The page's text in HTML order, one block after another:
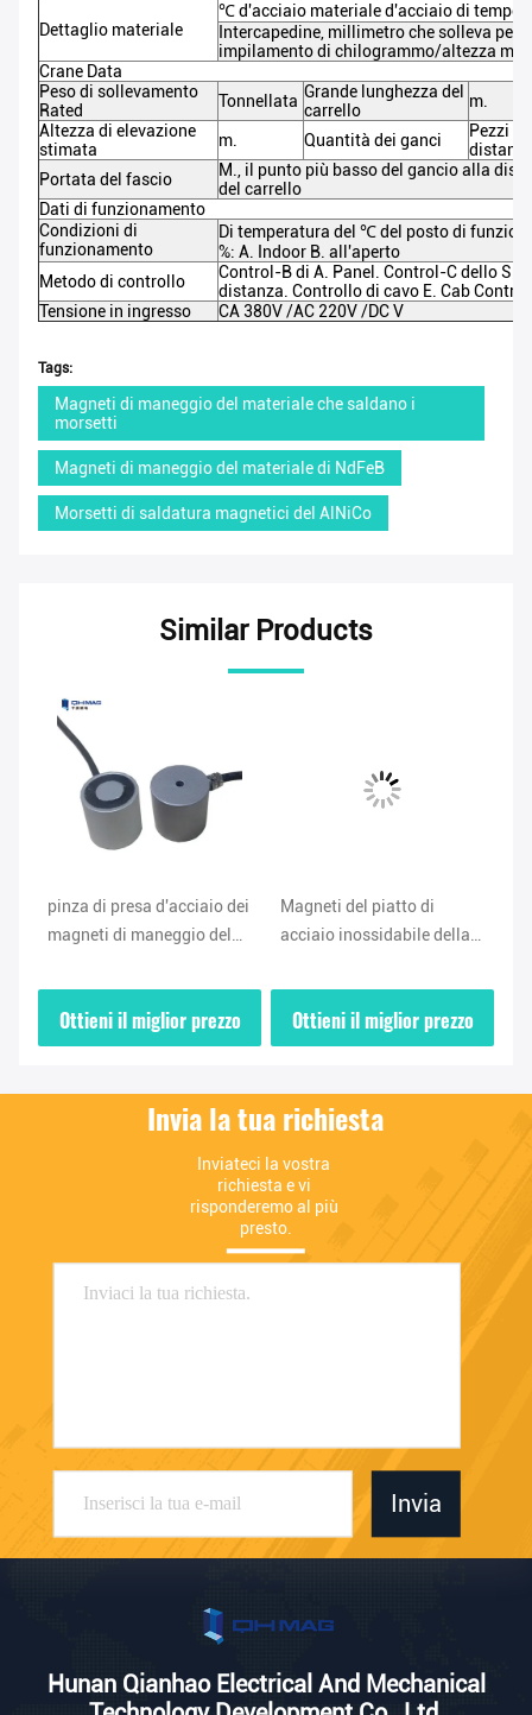
Dettaglio materiale
℃d'acciaio materiale d'acciaiodi
Intercapedine, millimetro che solleva
impilamento di chilogrammo/altezza
Crane Data
Peso di sollevamento
Rated
Tonnellata Grande lunghezza del
carrello
m.
Altezza di elevazione
stimata
m. Quantità dei ganci Pezzi
Portata del fascio
M., il punto più basso del gancio alla
del carrello
Dati di funzionamento
Condizioni di
funzionamento
Di temperatura del ℃del posto di
%: A. Indoor B. all'aperto
Metodo di controllo
Control-B di A. Panel. Control-C dello
distanza. Controllo di cavo E. Cab Control
Tensione in ingresso
CA 380V /AC 220V /DC V
Tags:
Magneti di maneggio del materiale che saldano i
morsetti
Magneti di maneggio del materiale di NdFeB
Morsetti di saldatura magnetici del AlNiCo
Similar Products
pinza di presa d'acciaio dei
magneti di maneggio del
industriale QHMAG
Ottieni il miglior prezzo
Magneti del piatto di
acciaio inossidabile della
QHMAG d'acciaio di
sollevamento
Ottieni il miglior prezzo
Invia la tua richiesta
Inviateci la vostra
richiesta e vi
risponderemo al più
presto.
Invia
Hunan Qianhao Electrical And Mechanical